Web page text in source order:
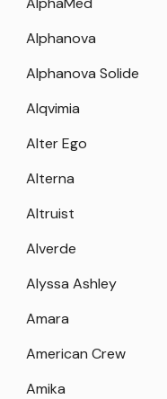
Alphanova
Alphanova Solide
Alqvimia
Alter Ego
Alterna
Altruist
Alverde
Alyssa Ashley
Amara
American Crew
Amika